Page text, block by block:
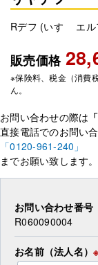
Rデフ (いすゞ エル
販売価格
※保険料、税金（消費
ん。
お問い合わせの際は
直接電話でのお問い
「0120-961-240」
までお願い致します。
お問い合わせ番号
R060090004
お名前（法人名）